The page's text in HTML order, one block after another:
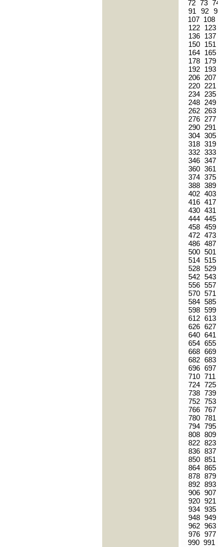
72 73
91
92
107 108
122
123
136
137
150
151
164
165
178
179
192
193
206 207
220
221
234
235
248
249
262
263
276
277
290
291
304 305
318 319
332 333
346 347
360 361
374 375
388 389
402 403
416 417
430 431
444 445
458 459
472 473
486 487
500 501
514 515
528 529
542 543
556 557
570 571
584 585
598 599
612 613
626 627
640 641
654 655
668 669
682 683
696 697
710 711
724 725
738 739
752 753
766 767
780 781
794 795
808 809
822 823
836 837
850 851
864 865
878 879
892 893
906 907
920 921
934 935
948 949
962 963
976 977
990 991